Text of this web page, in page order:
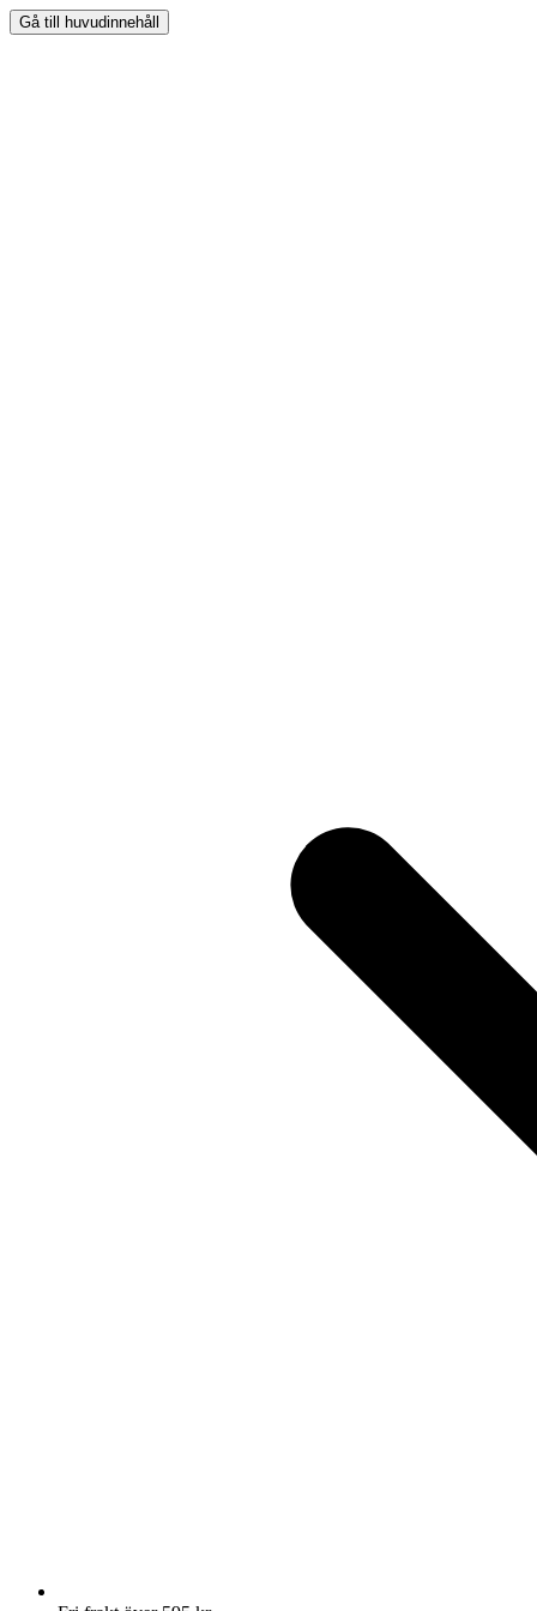
Gå till huvudinnehåll